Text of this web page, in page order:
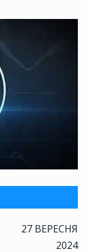
27 ВЕРЕСНЯ
2024